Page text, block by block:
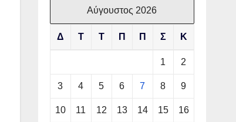
Αύγουστος 2026
Δ Τ Τ Π Π Σ Κ
1 2
3 4 5 6 7 8 9
10 11 12 13 14 15 16